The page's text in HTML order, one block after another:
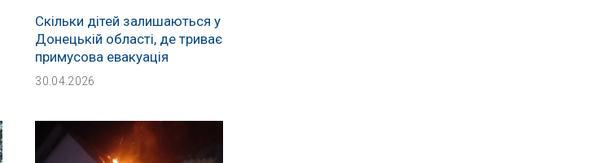
Скільки дітей залишаються у
Донецькій області, де триває
примусова евакуація
30.04.2026